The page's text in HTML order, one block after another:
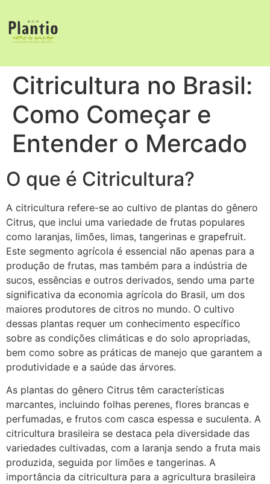
Citricultura no Brasil:
Como Começar e
Entender o Mercado
O que é Citricultura?
A citricultura refere-se ao cultivo de plantas do gênero
Citrus, que inclui uma variedade de frutas populares
como laranjas, limões, limas, tangerinas e grapefruit.
Este segmento agrícola é essencial não apenas para a
produção de frutas, mas também para a indústria de
sucos, essências e outros derivados, sendo uma parte
significativa da economia agrícola do Brasil, um dos
maiores produtores de citros no mundo. O cultivo
dessas plantas requer um conhecimento específico
sobre as condições climáticas e do solo apropriadas,
bem como sobre as práticas de manejo que garantem a
produtividade e a saúde das árvores.
As plantas do gênero Citrus têm características
marcantes, incluindo folhas perenes, flores brancas e
perfumadas, e frutos com casca espessa e suculenta. A
citricultura brasileira se destaca pela diversidade das
variedades cultivadas, com a laranja sendo a fruta mais
produzida, seguida por limões e tangerinas. A
importância da citricultura para a agricultura brasileira